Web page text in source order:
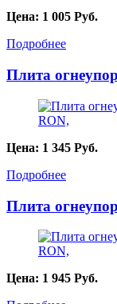
Цена: 1 005 Руб.
Подробнее
Плита
Цена: 1 345 Руб.
Подробнее
Плита
Цена: 1 945 Руб.